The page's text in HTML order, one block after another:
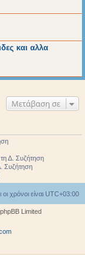
και αλλα
Μετάβαση σε
τη Δ. Συζήτηση
Συζήτηση
χρόνοι είναι UTC+03:00
Limited